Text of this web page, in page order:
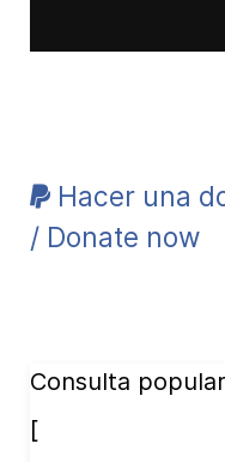
Hacer una
/ Donate now
Consulta
[